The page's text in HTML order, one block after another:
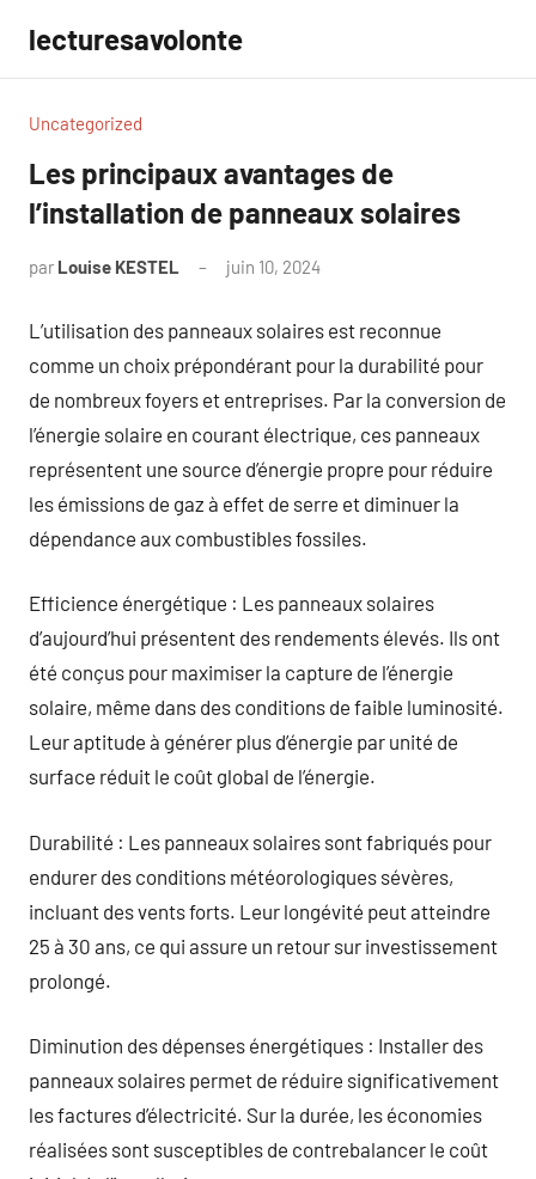
contenu
lecturesavolonte
Uncategorized
Les principaux avantages de
l’installation de panneaux solaires
par Louise KESTEL juin 10, 2024
L’utilisation des panneaux solaires est reconnue
comme un choix prépondérant pour la durabilité pour
de nombreux foyers et entreprises. Par la conversion de
l’énergie solaire en courant électrique, ces panneaux
représentent une source d’énergie propre pour réduire
les émissions de gaz à effet de serre et diminuer la
dépendance aux combustibles fossiles.
Efficience énergétique : Les panneaux solaires
d’aujourd’hui présentent des rendements élevés. Ils ont
été conçus pour maximiser la capture de l’énergie
solaire, même dans des conditions de faible luminosité.
Leur aptitude à générer plus d’énergie par unité de
surface réduit le coût global de l’énergie.
Durabilité : Les panneaux solaires sont fabriqués pour
endurer des conditions météorologiques sévères,
incluant des vents forts. Leur longévité peut atteindre
25 à 30 ans, ce qui assure un retour sur investissement
prolongé.
Diminution des dépenses énergétiques : Installer des
panneaux solaires permet de réduire significativement
les factures d’électricité. Sur la durée, les économies
réalisées sont susceptibles de contrebalancer le coût